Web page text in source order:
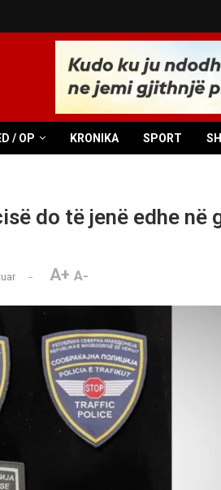
/ OP KRONIKA SPORT
do të jenë edhe në
A+ A-